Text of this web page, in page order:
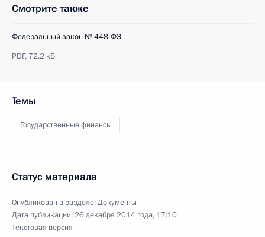
Смотрите также
Федеральный закон № 448-ФЗ
PDF, 72.2 кБ
Темы
Государственные финансы
Статус материала
Опубликован в разделе:Документы
Дата публикации:26 декабря 2014 года, 17:10
Текстовая версия